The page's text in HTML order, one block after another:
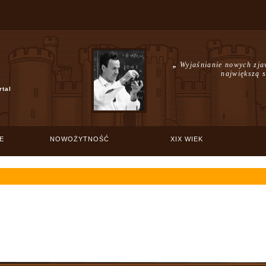
„Wyjaśnianie nowych
największą
NOWOŻYTNOŚĆ XIX WIEK